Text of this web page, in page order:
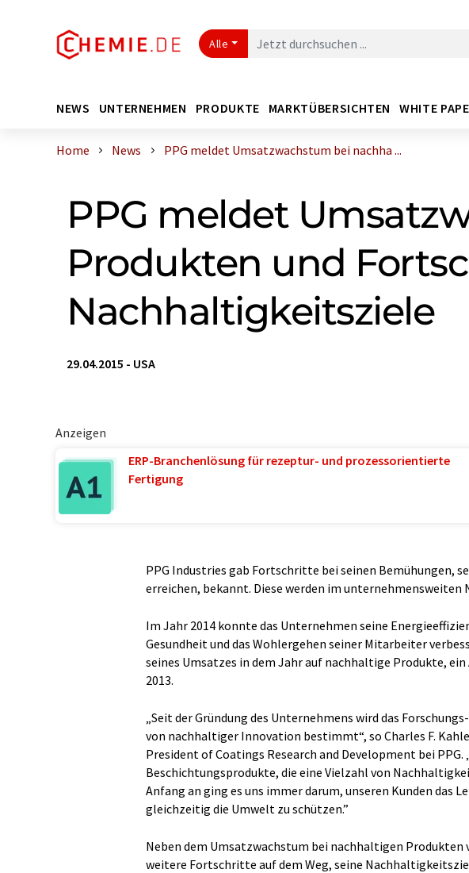
Alle
NEWS UNTERNEHMEN PRODUKTE MARKTÜBERSICHTEN WHITE
Home News PPG meldet Umsatzwachstum bei nachha ...
PPG meldet
Produkten und
Nachhaltigkeitsziele
29.04.2015 - USA
Anzeigen
ERP-Branchenlösung für rezeptur- und prozessorientierte
Fertigung
PPG Industries gab Fortschritte bei seinen Bemühungen,
erreichen, bekannt. Diese werden im
Im Jahr 2014 konnte das Unternehmen seine
Gesundheit und das Wohlergehen seiner Mitarbeiter
seines Umsatzes in dem Jahr auf nachhaltige Produkte,
2013.
„Seit der Gründung des Unternehmens wird das
von nachhaltiger Innovation bestimmt“, so Charles F.
President of Coatings Research and Development bei PPG.
Beschichtungsprodukte, die eine Vielzahl von
Anfang an ging es uns immer darum, unseren Kunden das
gleichzeitig die Umwelt zu schützen.”
Neben dem Umsatzwachstum bei nachhaltigen Produkten
weitere Fortschritte auf dem Weg, seine